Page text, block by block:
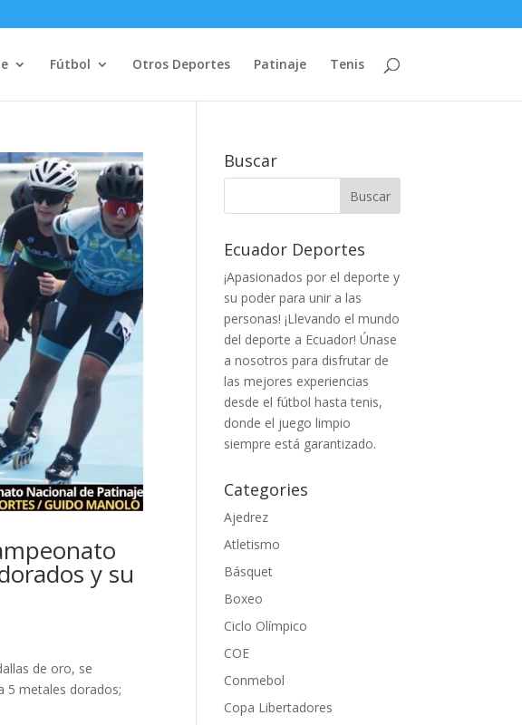
Fútbol Otros Deportes Patinaje Tenis
y su
de oro, se
5 metales dorados;
Buscar
Ecuador Deportes
¡Apasionados por el deporte y
su poder para unir a las
personas! ¡Llevando el mundo
del deporte a Ecuador! Únase
a nosotros para disfrutar de
las mejores experiencias
desde el fútbol hasta tenis,
donde el juego limpio
siempre está garantizado.
Categories
Ajedrez
Atletismo
Básquet
Boxeo
Ciclo Olímpico
COE
Conmebol
Copa Libertadores